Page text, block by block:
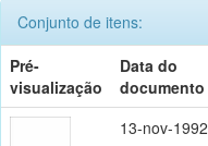
Conjunto de itens:
Pré-
visualização
Data do
documento
13-nov-1992